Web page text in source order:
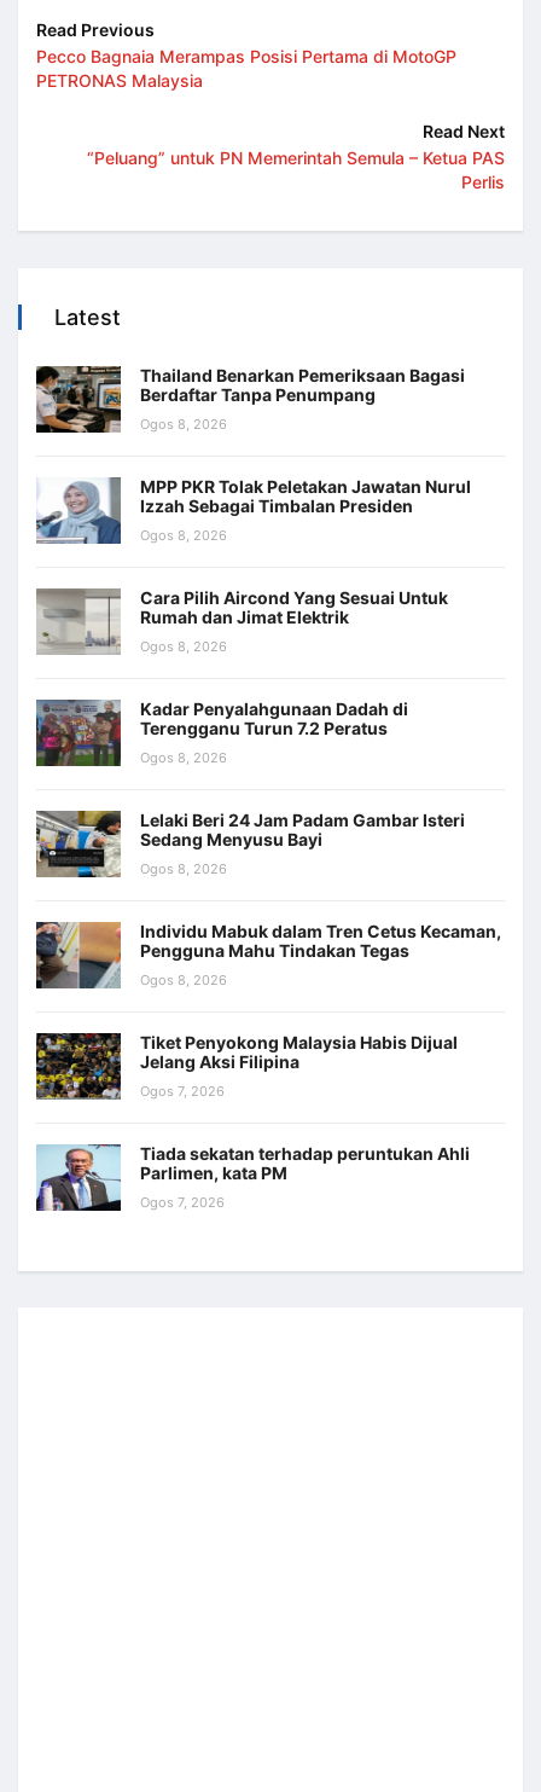
Read Previous
Pecco Bagnaia Merampas Posisi Pertama di MotoGP
PETRONAS Malaysia
Read Next
“Peluang” untuk PN Memerintah Semula – Ketua PAS
Perlis
Latest
Thailand Benarkan Pemeriksaan Bagasi
Berdaftar Tanpa Penumpang
Ogos 8, 2026
MPP PKR Tolak Peletakan Jawatan Nurul
Izzah Sebagai Timbalan Presiden
Ogos 8, 2026
Cara Pilih Aircond Yang Sesuai Untuk
Rumah dan Jimat Elektrik
Ogos 8, 2026
Kadar Penyalahgunaan Dadah di
Terengganu Turun 7.2 Peratus
Ogos 8, 2026
Lelaki Beri 24 Jam Padam Gambar Isteri
Sedang Menyusu Bayi
Ogos 8, 2026
Individu Mabuk dalam Tren Cetus Kecaman,
Pengguna Mahu Tindakan Tegas
Ogos 8, 2026
Tiket Penyokong Malaysia Habis Dijual
Jelang Aksi Filipina
Ogos 7, 2026
Tiada sekatan terhadap peruntukan Ahli
Parlimen, kata PM
Ogos 7, 2026